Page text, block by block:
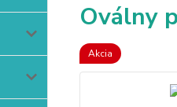
Oválny
Akcia